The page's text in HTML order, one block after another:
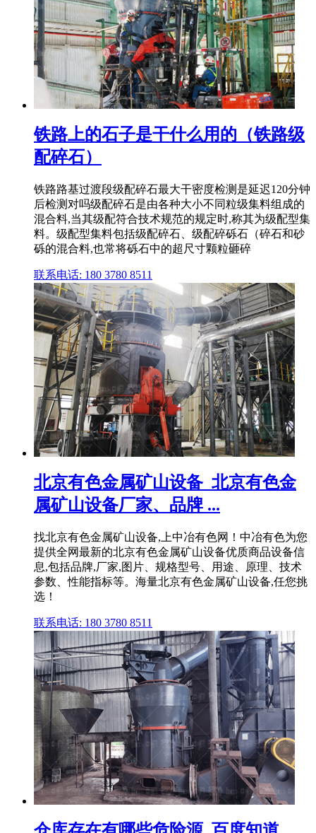
铁路上的石子是干什么用的（铁路级
配碎石）
铁路路基过渡段级配碎石最大干密度检测是延迟120分钟
后检测对吗级配碎石是由各种大小不同粒级集料组成的
混合料,当其级配符合技术规范的规定时,称其为级配型集
料。级配型集料包括级配碎石、级配碎砾石（碎石和砂
砾的混合料,也常将砾石中的超尺寸颗粒砸碎
联系电话: 180 3780 8511
北京有色金属矿山设备_北京有色金
属矿山设备厂家、品牌 ...
找北京有色金属矿山设备,上中冶有色网！中冶有色为您
提供全网最新的北京有色金属矿山设备优质商品设备信
息,包括品牌,厂家,图片、规格型号、用途、原理、技术
参数、性能指标等。海量北京有色金属矿山设备,任您挑
选！
联系电话: 180 3780 8511